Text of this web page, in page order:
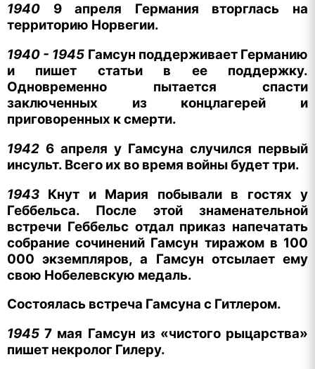
1940 9 апреля Германия вторглась на
территорию Норвегии.
1940 - 1945 Гамсун поддерживает Германию
и пишет статьи в ее поддержку.
Одновременно пытается спасти
заключенных из концлагерей и
приговоренных к смерти.
1942 6 апреля у Гамсуна случился первый
инсульт. Всего их во время войны будет три.
1943 Кнут и Мария побывали в гостях у
Геббельса. После этой знаменательной
встречи Геббельс отдал приказ напечатать
собрание сочинений Гамсун тиражом в 100
000 экземпляров, а Гамсун отсылает ему
свою Нобелевскую медаль.
Состоялась встреча Гамсуна с Гитлером.
19457 мая Гамсун из «чистого рыцарства»
пишет некролог Гилеру.